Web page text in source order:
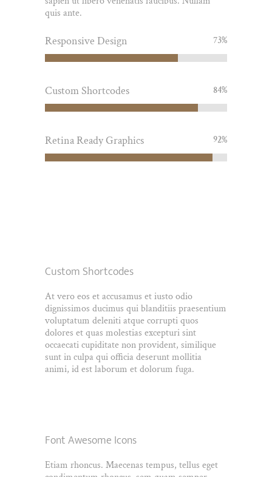
quis ante.
Responsive Design 73%
Custom Shortcodes 84%
Retina Ready Graphics 92%
Custom Shortcodes
At vero eos et accusamus et iusto odio
dignissimos ducimus qui blanditiis praesentium
voluptatum deleniti atque corrupti quos
dolores et quas molestias excepturi sint
occaecati cupiditate non provident, similique
sunt in culpa qui officia deserunt mollitia
animi, id est laborum et dolorum fuga.
Font Awesome Icons
Etiam rhoncus. Maecenas tempus, tellus eget